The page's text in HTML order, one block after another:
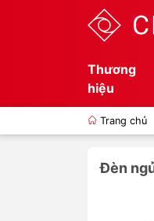
Thương
hiệu
Trang chủ
Đèn